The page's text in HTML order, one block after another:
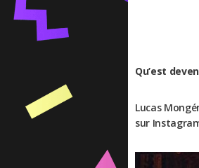
Qu’est
Lucas
sur